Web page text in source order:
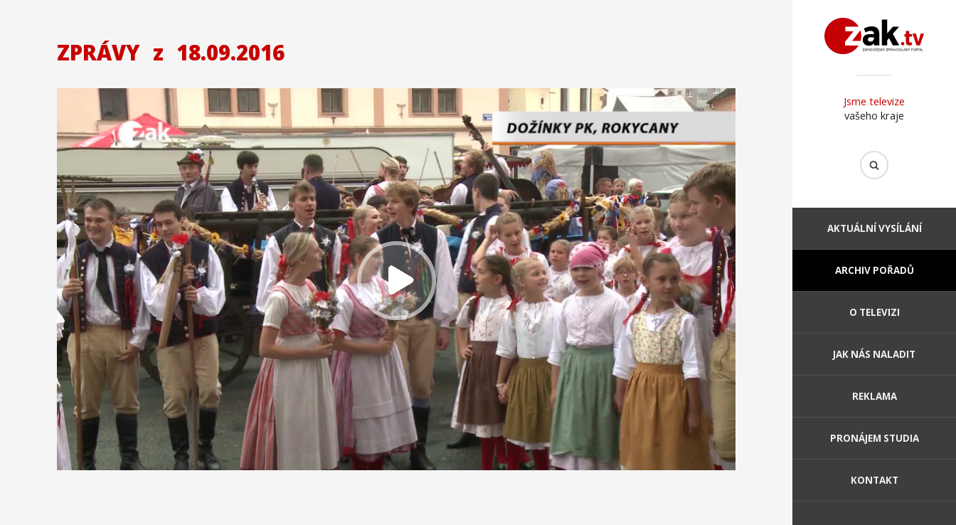
Jsme televize
vašeho kraje
AKTUÁLNÍ VYSÍLÁNÍ
ARCHIV POŘADŮ
O TELEVIZI
JAK NÁS NALADIT
REKLAMA
PRONÁJEM STUDIA
KONTAKT
ZPRÁVY z 18.09.2016